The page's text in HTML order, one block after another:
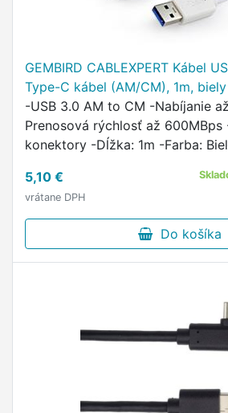
GEMBIRD CABLEXPERT Kábel
Type-C kábel (AM/CM), 1m, biely
-USB 3.0 AM to CM -Nabíjanie
Prenosová rýchlosť až 600MBps
konektory -Dĺžka: 1m -Farba:
id=9749
5,10 €
vrátane DPH
Do košíka